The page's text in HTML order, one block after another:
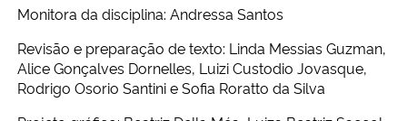
Monitora da disciplina: Andressa Santos
Revisão e preparação de texto: Linda Messias Guzman,
Alice Gonçalves Dornelles, Luizi Custodio Jovasque,
Rodrigo Osorio Santini e Sofia Roratto da Silva